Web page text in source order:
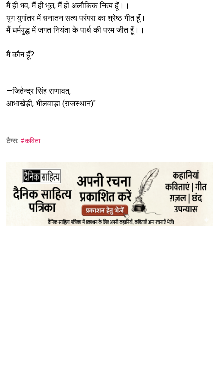
मैं ही भव, मैं ही भूत, मैं ही अलौकिक नित्य हूॅं।।
युग युगांतर में सनातन सत्य परंपरा का श्रेष्ठ गीत हूॅं।
मैं धर्मयुद्ध में जगत नियंता के पार्थ की परम जीत हूॅं।।
मैं कौन हूॅं?
—जितेन्द्र सिंह राणावत,
आभाखेड़ी, भीलवाड़ा (राजस्थान)"
टैग्स: #कविता